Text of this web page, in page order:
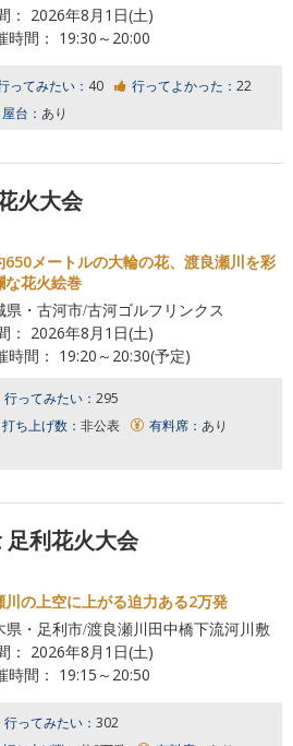
： 2026年8月1日(土)
時間： 19:30～20:00
ってみたい： 40 行ってよかった： 22
屋台： あり
火大会
650メートルの大輪の花、渡良瀬川を彩
な花火絵巻
県・古河市/古河ゴルフリンクス
： 2026年8月1日(土)
時間： 19:20～20:30(予定)
行ってみたい： 295
打ち上げ数： 非公表 有料席： あり
足利花火大会
川の上空に上がる迫力ある2万発
県・足利市/渡良瀬川田中橋下流河川敷
： 2026年8月1日(土)
時間： 19:15～20:50
行ってみたい： 302